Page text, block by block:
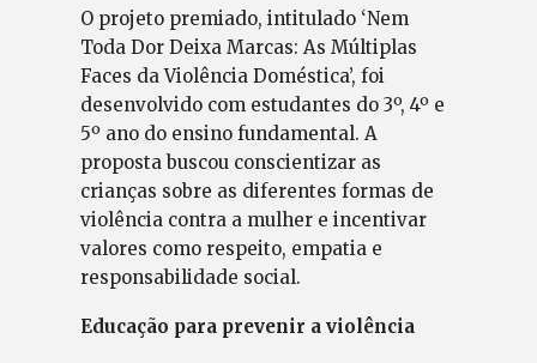
O projeto premiado, intitulado ‘Nem
Toda Dor Deixa Marcas: As Múltiplas
Faces da Violência Doméstica’, foi
desenvolvido com estudantes do 3º, 4º e
5º ano do ensino fundamental. A
proposta buscou conscientizar as
crianças sobre as diferentes formas de
violência contra a mulher e incentivar
valores como respeito, empatia e
responsabilidade social.
Educação para prevenir a violência